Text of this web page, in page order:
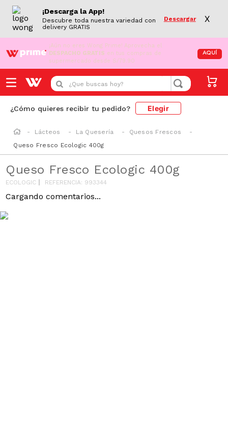
¡Descarga la App!
Descubre toda nuestra variedad con
delivery GRATIS
Descargar X
¡Aún no eres Wong Prime! Aprovecha el
DESPACHO GRATIS en tus compras de
supermercado desde S/79.90
AQUÍ
¿Que buscas hoy?
¿Cómo quieres recibir tu pedido? Elegir
Lácteos La Quesería
Quesos Frescos
Queso Fresco Ecologic 400g
Queso Fresco Ecologic 400g
ECOLOGIC REFERENCIA: 993344
Cargando comentarios...